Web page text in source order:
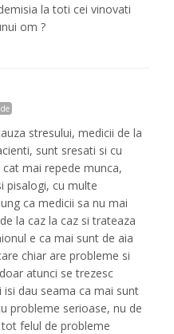
la toti cei vinovati
om ?
stresului, medicii de la
sunt sresati si cu
mai repede munca,
pisalogi, cu multe
ca medicii sa nu mai
la caz la caz si trateaza
e ca mai sunt de aia
chiar are probleme si
atunci se trezesc
dau seama ca mai sunt
probleme serioase, nu de
felul de probleme